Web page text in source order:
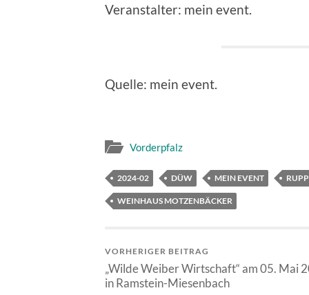
Veranstalter: mein event.
Quelle: mein event.
Vorderpfalz
2024-02 DÜW MEIN EVENT
WEINHAUS MOTZENBÄCKER
VORHERIGER BEITRAG
„Wilde Weiber Wirtschaft“ am 05. Mai
in Ramstein-Miesenbach